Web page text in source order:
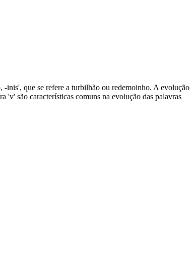
inis', que se refere a turbilhão ou redemoinho. A evolução
são características comuns na evolução das palavras